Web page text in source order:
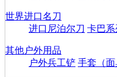
世界进口名刀
进口尼泊尔刀 卡巴系
其他户外用品
户外兵工铲 手套（面